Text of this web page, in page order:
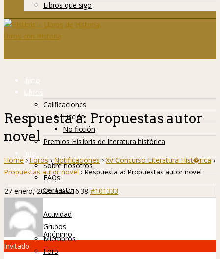
Libros que sigo
Inicio
Libros
Calificaciones
Ficción
No ficción
Premios Hislibris de literatura histórica
Info
Sobre nosotros
FAQs
Contacto
Hislibreños
Actividad
Grupos
Miembros
Foro
Respuesta a: Propuestas autor
novel
Home › Foros › Notificaciones › XV Concurso Literatura Hist�rica ›
Propuestas autor novel › Respuesta a: Propuestas autor novel
27 enero, 2025 a las 16:38 #101333
Anónimo
Invitado